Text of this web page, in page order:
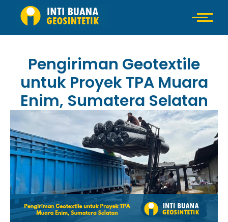
Pengiriman Geotextile
untuk Proyek TPA Muara
Enim, Sumatera Selatan